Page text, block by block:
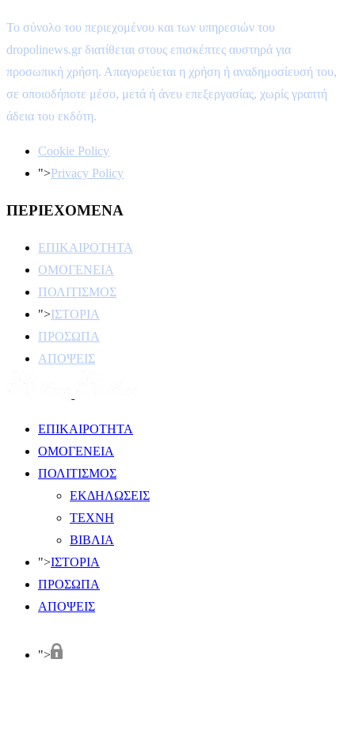
Το σύνολο του περιεχομένου και των υπηρεσιών του
dropolinews.gr διατίθεται στους επισκέπτες αυστηρά για
προσωπική χρήση. Απαγορεύεται η χρήση ή αναδημοσίευσή του,
σε οποιοδήποτε μέσο, μετά ή άνευ επεξεργασίας, χωρίς γραπτή
άδεια του εκδότη.
Cookie Policy
">Privacy Policy
ΠΕΡΙΕΧΟΜΕΝΑ
ΕΠΙΚΑΙΡΟΤΗΤΑ
ΟΜΟΓΕΝΕΙΑ
ΠΟΛΙΤΙΣΜΟΣ
">ΙΣΤΟΡΙΑ
ΠΡΟΣΩΠΑ
ΑΠΟΨΕΙΣ
ΕΠΙΚΑΙΡΟΤΗΤΑ
ΟΜΟΓΕΝΕΙΑ
ΠΟΛΙΤΙΣΜΟΣ
ΕΚΔΗΛΩΣΕΙΣ
ΤΕΧΝΗ
ΒΙΒΛΙΑ
">ΙΣΤΟΡΙΑ
ΠΡΟΣΩΠΑ
ΑΠΟΨΕΙΣ
">